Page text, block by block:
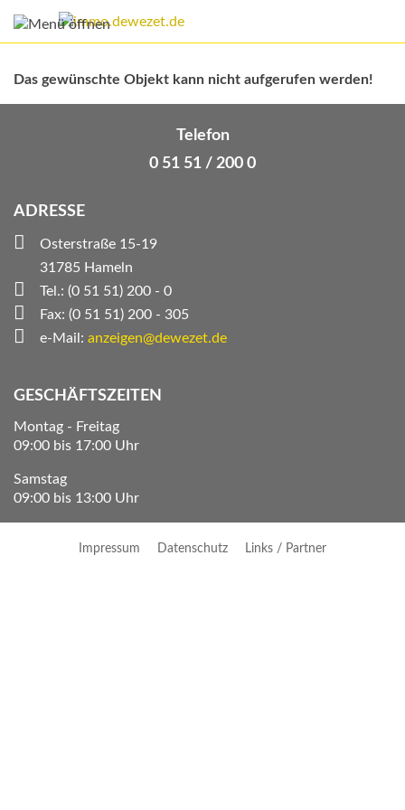
Das gewünschte Objekt kann nicht aufgerufen werden!
Telefon
0 51 51 / 200 0
ADRESSE
Osterstraße 15-19
31785 Hameln
Tel.: (0 51 51) 200 - 0
Fax: (0 51 51) 200 - 305
e-Mail: anzeigen@dewezet.de
GESCHÄFTSZEITEN
Montag - Freitag
09:00 bis 17:00 Uhr
Samstag
09:00 bis 13:00 Uhr
Impressum Datenschutz Links / Partner